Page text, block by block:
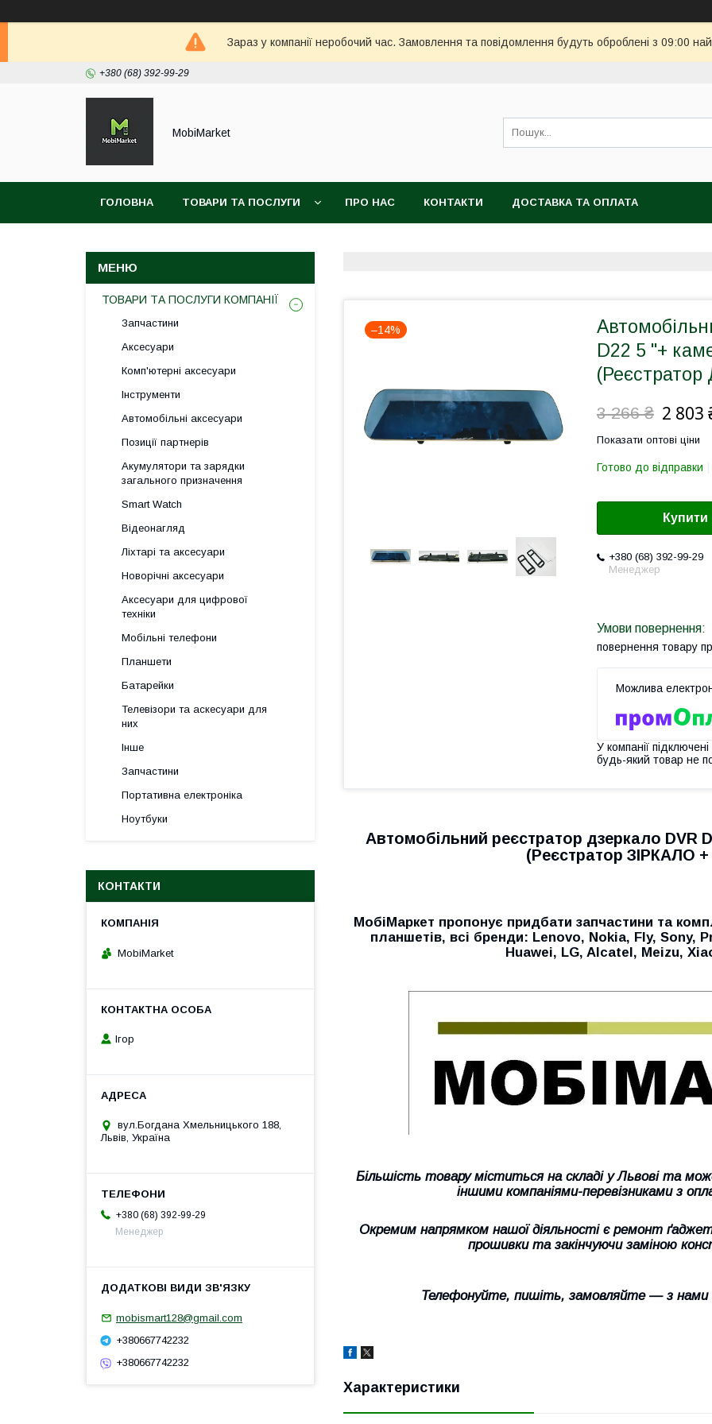
Зараз у компанії неробочий час. Замовлення та повідомлення будуть оброблені з 09:00
+380 (68) 392-99-29
MobiMarket
ГОЛОВНА ТОВАРИ ТА ПОСЛУГИ ПРО НАС КОНТАКТИ ДОСТАВКА ТА ОПЛАТА
–14%
D22 5 "+
3 266 ₴ 2 803
Показати оптові ціни
Готово до відправки
Купити
+380 (68) 392-99-29
Менеджер
повернення товару
У компанії
будь-який товар не
Автомобільний реєстратор дзеркало DVR
(Реєстратор ЗІРКАЛО +
МобiМаркет пропонує придбати запчастини та
планшетів, всі бренди: Lenovo, Nokia, Fly, Sony,
Huawei, LG, Alcatel, Meizu,
Більшість товару міститься на складі у Львові та
іншими компаніями-перевізниками з
Окремим напрямком нашої діяльності є ремонт
прошивки та закінчуючи заміною
Телефонуйте, пишіть, замовляйте — з
Характеристики
ТОВАРИ ТА ПОСЛУГИ КОМПАНІЇ
Запчастини
Аксесуари
Комп'ютерні аксесуари
Інструменти
Автомобільні аксесуари
Позиції партнерів
Акумулятори та зарядки
загального призначення
Smart Watch
Відеонагляд
Ліхтарі та аксесуари
Новорічні аксесуари
Аксесуари для цифрової
техніки
Мобільні телефони
Планшети
Батарейки
Телевізори та аскесуари для
них
Інше
Запчастини
Портативна електроніка
Ноутбуки
КОНТАКТИ
MobiMarket
Ігор
вул.Богдана Хмельницького 188,
Львів, Україна
+380 (68) 392-99-29
Менеджер
mobismart128@gmail.com
+380667742232
+380667742232